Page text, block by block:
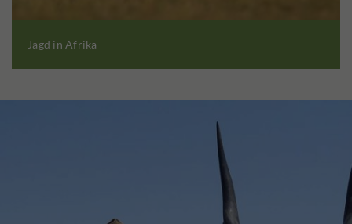
Jagd in Afrika